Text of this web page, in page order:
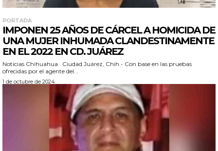
PORTADA
IMPONEN 25 AÑOS DE CÁRCEL A HOMICIDA DE
UNA MUJER INHUMADA CLANDESTINAMENTE
EN EL 2022 EN CD. JUÁREZ
Noticias Chihuahua Ciudad Juárez, Chih.- Con base en las pruebas
ofrecidas por el agente del...
1 de octubre de 2024